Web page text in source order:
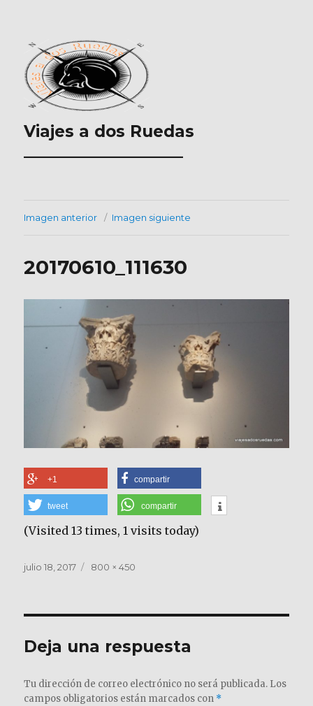
Viajes a dos Ruedas
___________________
Imagen anterior Imagen siguiente
20170610_111630
+1 compartir
tweet compartir
(Visited 13 times, 1 visits today)
Publicado
julio 18, 2017
Tamaño
800 × 450
Deja una respuesta
Tu dirección de correo electrónico no será publicada. Los
campos obligatorios están marcados con *